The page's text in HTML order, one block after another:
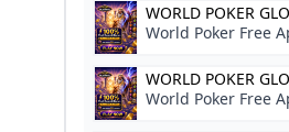
WORLD POKER
World Poker Free
WORLD POKER
ル
World Poker Free